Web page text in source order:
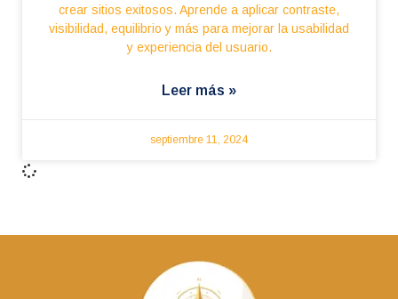
crear sitios exitosos. Aprende a aplicar contraste,
visibilidad, equilibrio y más para mejorar la usabilidad
y experiencia del usuario.
Leer más »
septiembre 11, 2024